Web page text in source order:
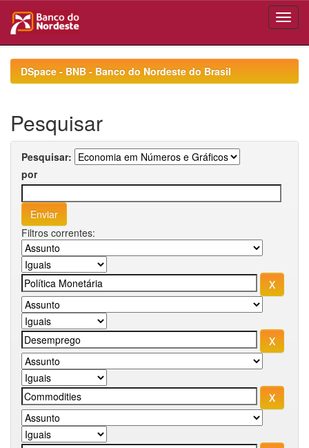
navigationDSpace - BNB - Banco do Nordeste do Brasil
Pesquisar
Pesquisar:
por
Filtros correntes: